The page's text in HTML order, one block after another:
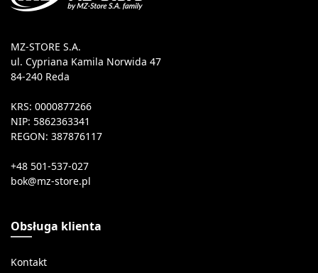
MZ-STORE S.A.
ul. Cypriana Kamila Norwida 47
84-240 Reda
KRS: 0000877266
NIP: 5862363341
REGON: 387876117
+48 501-537-027
Obsługa klienta
Kontakt